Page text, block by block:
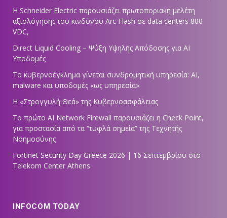
Η Schneider Electric παρουσιάζει πρωτοποριακή μελέτη
αξιολόγησης του κινδύνου Arc Flash σε data centers 800
VDC,
Direct Liquid Cooling – Ψύξη Υψηλής Απόδοσης για AI
Υποδομές
Το κυβερνοέγκλημα γίνεται συνδρομητική υπηρεσία: AI,
malware και υποδομές «ως υπηρεσία»
Η «Στρογγυλή Θεά» της Κυβερνοασφάλειας
Tο πρώτο AI Network Firewall παρουσιάζει η Check Point,
για προστασία από τα “τυφλά σημεία” της Τεχνητής
Νοημοσύνης
Fortinet Security Day Greece 2026 | 16 Σεπτεμβρίου στο
Telekom Center Athens
INFOCOM TODAY